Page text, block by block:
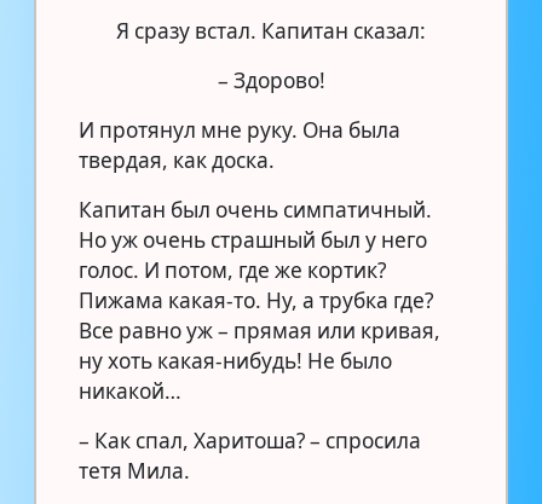
Я сразу встал. Капитан сказал:
– Здорово!
И протянул мне руку. Она была
твердая, как доска.
Капитан был очень симпатичный.
Но уж очень страшный был у него
голос. И потом, где же кортик?
Пижама какая-то. Ну, а трубка где?
Все равно уж – прямая или кривая,
ну хоть какая-нибудь! Не было
никакой…
– Как спал, Харитоша? – спросила
тетя Мила.